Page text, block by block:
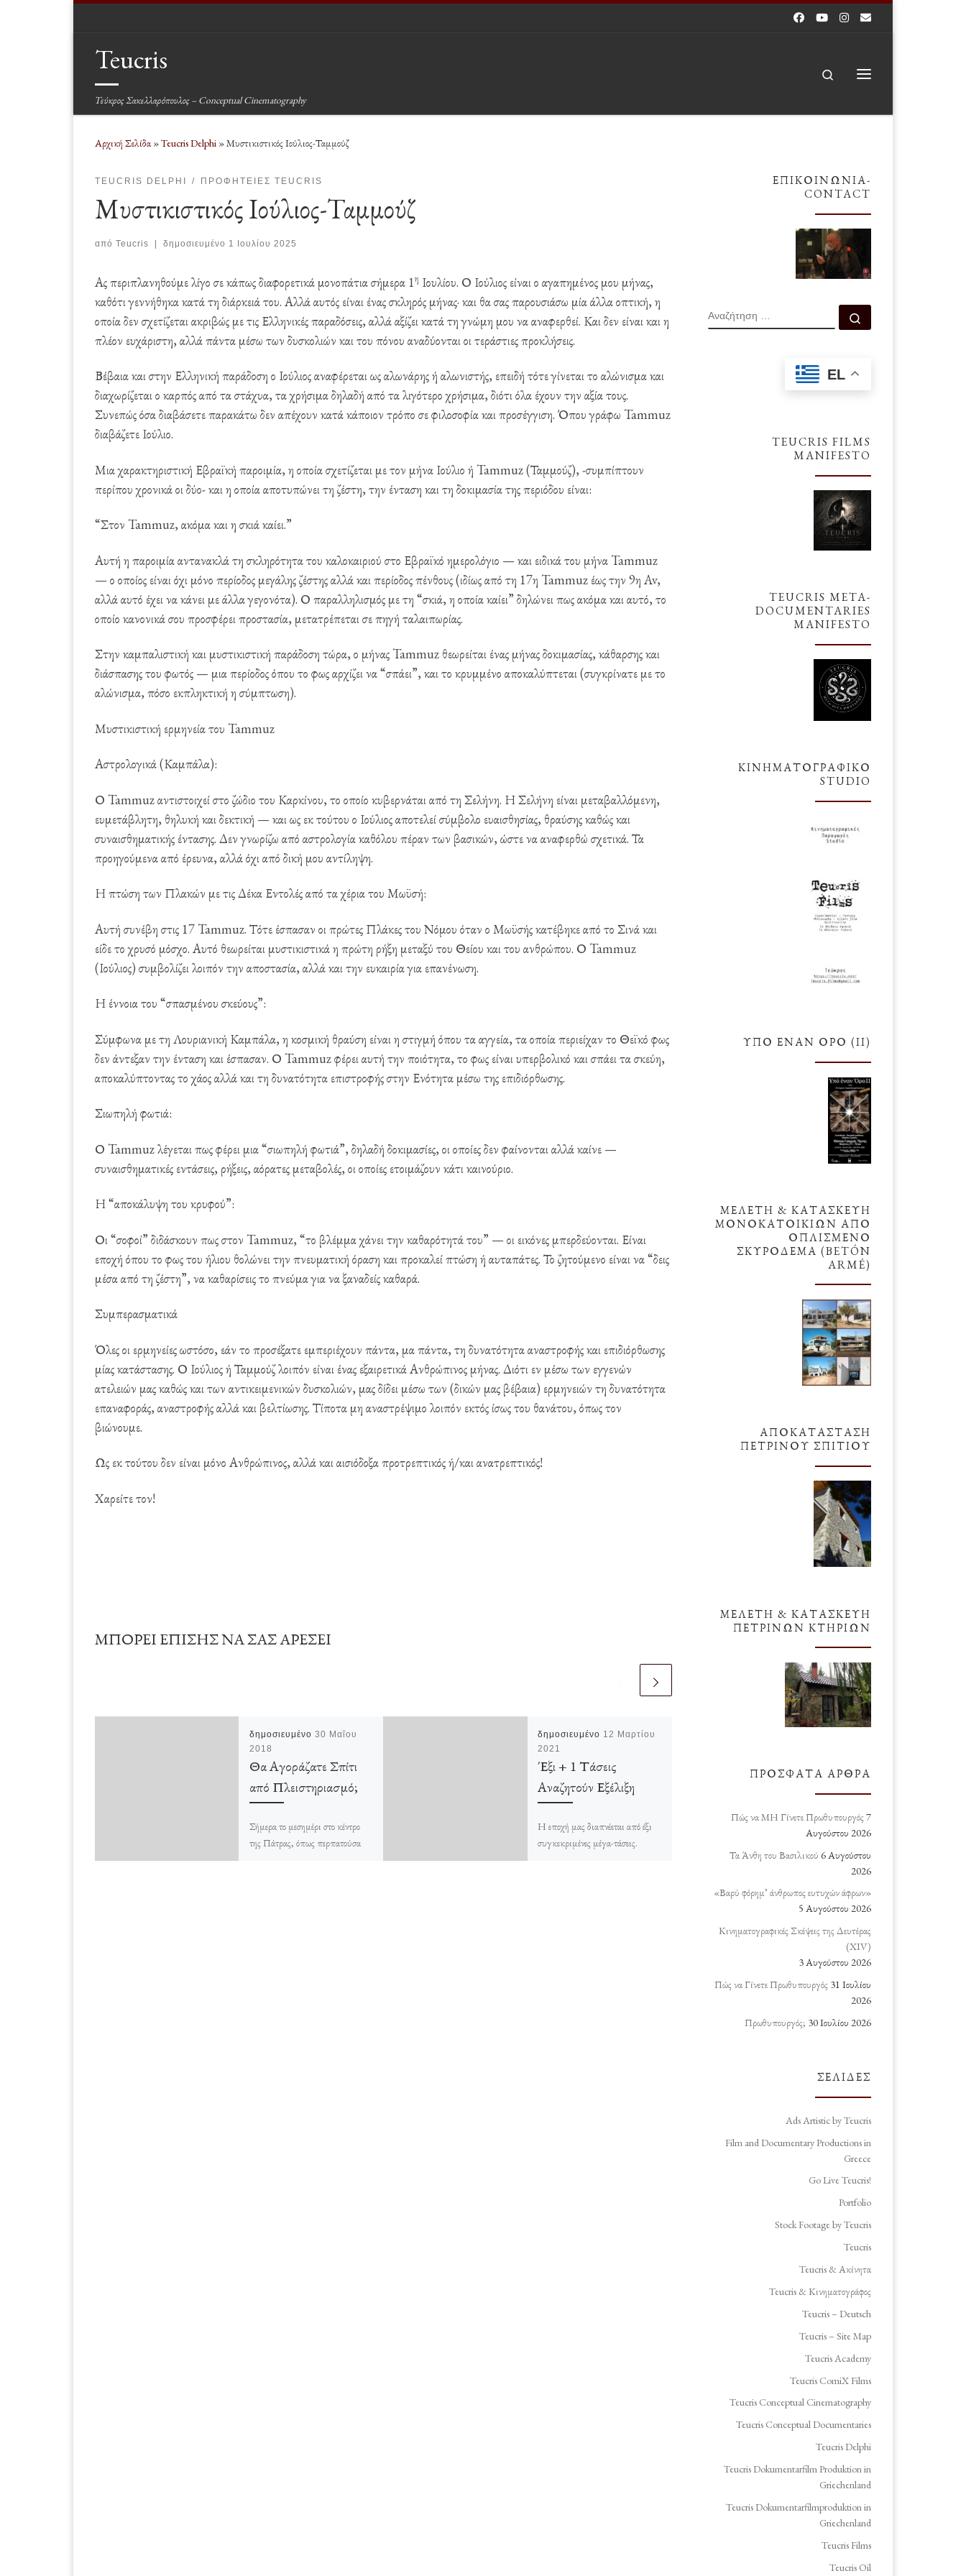
Teucris
Τεύκρος Σακελλαρόπουλος – Conceptual Cinematography
Search
Αρχική Σελίδα»Teucris Delphi »Μυστικιστικός Ιούλιος-Ταμμούζ
TEUCRIS DELPHI ΠΡΟΦΗΤΕΊΕΣ TEUCRIS
Μυστικιστικός Ιούλιος-Ταμμούζ
από Teucris | δημοσιευμένο 1 Ιουλίου 2025
Ας περιπλανηθούμε λίγο σε κάπως διαφορετικά μονοπάτια σήμερα 1η Ιουλίου. Ο Ιούλιος είναι ο αγαπημένος μου μήνας,
καθότι γεννήθηκα κατά τη διάρκειά του. Αλλά αυτός είναι ένας σκληρός μήνας· και θα σας παρουσιάσω μία άλλα οπτική, η
οποία δεν σχετίζεται ακριβώς με τις Ελληνικές παραδόσεις, αλλά αξίζει κατά τη γνώμη μου να αναφερθεί. Και δεν είναι και η
πλέον ευχάριστη, αλλά πάντα μέσω των δυσκολιών και του πόνου αναδύονται οι τεράστιες προκλήσεις.
Βέβαια και στην Ελληνική παράδοση ο Ιούλιος αναφέρεται ως αλωνάρης ή αλωνιστής, επειδή τότε γίνεται το αλώνισμα και
διαχωρίζεται ο καρπός από τα στάχυα, τα χρήσιμα δηλαδή από τα λιγότερο χρήσιμα, διότι όλα έχουν την αξία τους.
Συνεπώς όσα διαβάσετε παρακάτω δεν απέχουν κατά κάποιον τρόπο σε φιλοσοφία και προσέγγιση. Όπου γράφω Tammuz
διαβάζετε Ιούλιο.
Μια χαρακτηριστική Εβραϊκή παροιμία, η οποία σχετίζεται με τον μήνα Ιούλιο ή Tammuz (Ταμμούζ), -συμπίπτουν
περίπου χρονικά οι δύο- και η οποία αποτυπώνει τη ζέστη, την ένταση και τη δοκιμασία της περιόδου είναι:
“Στον Tammuz, ακόμα και η σκιά καίει.”
Αυτή η παροιμία αντανακλά τη σκληρότητα του καλοκαιριού στο Εβραϊκό ημερολόγιο — και ειδικά του μήνα Tammuz
— ο οποίος είναι όχι μόνο περίοδος μεγάλης ζέστης αλλά και περίοδος πένθους (ιδίως από τη 17η Tammuz έως την 9η Av,
αλλά αυτό έχει να κάνει με άλλα γεγονότα). Ο παραλληλισμός με τη “σκιά, η οποία καίει” δηλώνει πως ακόμα και αυτό, το
οποίο κανονικά σου προσφέρει προστασία, μετατρέπεται σε πηγή ταλαιπωρίας.
Στην καμπαλιστική και μυστικιστική παράδοση τώρα, ο μήνας Tammuz θεωρείται ένας μήνας δοκιμασίας, κάθαρσης και
διάσπασης του φωτός — μια περίοδος όπου το φως αρχίζει να “σπάει”, και το κρυμμένο αποκαλύπτεται (συγκρίνατε με το
αλώνισμα, πόσο εκπληκτική η σύμπτωση).
Μυστικιστική ερμηνεία του Tammuz
Αστρολογικά (Καμπάλα):
Ο Tammuz αντιστοιχεί στο ζώδιο του Καρκίνου, το οποίο κυβερνάται από τη Σελήνη. Η Σελήνη είναι μεταβαλλόμενη,
ευμετάβλητη, θηλυκή και δεκτική — και ως εκ τούτου ο Ιούλιος αποτελεί σύμβολο ευαισθησίας, θραύσης καθώς και
συναισθηματικής έντασης. Δεν γνωρίζω από αστρολογία καθόλου πέραν των βασικών, ώστε να αναφερθώ σχετικά. Τα
προηγούμενα από έρευνα, αλλά όχι από δική μου αντίληψη.
Η πτώση των Πλακών με τις Δέκα Εντολές από τα χέρια του Μωϋσή:
Αυτή συνέβη στις 17 Tammuz. Τότε έσπασαν οι πρώτες Πλάκες του Νόμου όταν ο Μωϋσής κατέβηκε από το Σινά και
είδε το χρυσό μόσχο. Αυτό θεωρείται μυστικιστικά η πρώτη ρήξη μεταξύ του Θείου και του ανθρώπου. Ο Tammuz
(Ιούλιος) συμβολίζει λοιπόν την αποστασία, αλλά και την ευκαιρία για επανένωση.
Η έννοια του “σπασμένου σκεύους”:
Σύμφωνα με τη Λουριανική Καμπάλα, η κοσμική θραύση είναι η στιγμή όπου τα αγγεία, τα οποία περιείχαν το Θεϊκό φως
δεν άντεξαν την ένταση και έσπασαν. Ο Tammuz φέρει αυτή την ποιότητα, το φως είναι υπερβολικό και σπάει τα σκεύη,
αποκαλύπτοντας το χάος αλλά και τη δυνατότητα επιστροφής στην Ενότητα μέσω της επιδιόρθωσης.
Σιωπηλή φωτιά:
Ο Tammuz λέγεται πως φέρει μια “σιωπηλή φωτιά”, δηλαδή δοκιμασίες, οι οποίες δεν φαίνονται αλλά καίνε —
συναισθηματικές εντάσεις, ρήξεις, αόρατες μεταβολές, οι οποίες ετοιμάζουν κάτι καινούριο.
Η “αποκάλυψη του κρυφού”:
Οι “σοφοί” διδάσκουν πως στον Tammuz, “το βλέμμα χάνει την καθαρότητά του” — οι εικόνες μπερδεύονται. Είναι
εποχή όπου το φως του ήλιου θολώνει την πνευματική όραση και προκαλεί πτώση ή αυταπάτες. Το ζητούμενο είναι να “δεις
μέσα από τη ζέστη”, να καθαρίσεις το πνεύμα για να ξαναδείς καθαρά.
Συμπερασματικά
Όλες οι ερμηνείες ωστόσο, εάν το προσέξατε εμπεριέχουν πάντα, μα πάντα, τη δυνατότητα αναστροφής και επιδιόρθωσης
μίας κατάστασης. Ο Ιούλιος ή Ταμμούζ λοιπόν είναι ένας εξαιρετικά Ανθρώπινος μήνας. Διότι εν μέσω των εγγενών
ατελειών μας καθώς και των αντικειμενικών δυσκολιών, μας δίδει μέσω των (δικών μας βέβαια) ερμηνειών τη δυνατότητα
επαναφοράς, αναστροφής αλλά και βελτίωσης. Τίποτα μη αναστρέψιμο λοιπόν εκτός ίσως του θανάτου, όπως τον
βιώνουμε.
Ως εκ τούτου δεν είναι μόνο Ανθρώπινος, αλλά και αισιόδοξα προτρεπτικός ή/και ανατρεπτικός!
Χαρείτε τον!
ΜΠΟΡΕΊ ΕΠΊΣΗΣ ΝΑ ΣΑΣ ΑΡΈΣΕΙ
δημοσιευμένο 30 Μαΐου
2018
Θα Αγοράζατε Σπίτι
από Πλειστηριασμό;
Σήμερα το μεσημέρι στο κέντρο
της Πάτρας, όπως περπατούσα
δημοσιευμένο 12 Μαρτίου
2021
Έξι + 1 Τάσεις
Αναζητούν Εξέλιξη
Η εποχή μας διαπνέεται από έξι
συγκεκριμένες μέγα-τάσεις.
Πότε θα Περάσει η
θα σας αφιερώσω την προφητεία
είναι αληθής ή ψευδής; Η
πανδημία θα υποχωρήσει, […]
ΕΠΙΚΟΙΝΩΝΊΑ-
CONTACT
ΑΝΑΖΉΤΗΣΗ
EL
TEUCRIS FILMS
MANIFESTO
TEUCRIS META-
DOCUMENTARIES
MANIFESTO
ΚΙΝΗΜΑΤΟΓΡΑΦΙΚΌ
STUDIO
ΥΠΌ ΈΝΑΝ ΌΡΟ (ΙΙ)
ΜΕΛΕΤΗ & ΚΑΤΑΣΚΕΥΗ
ΜΟΝΟΚΑΤΟΙΚΙΩΝ ΑΠΟ
ΟΠΛΙΣΜΕΝΟ
ΣΚΥΡΟΔΕΜΑ (BETÓN
ARMÉ)
ΑΠΟΚΑΤΆΣΤΑΣΗ
ΠΈΤΡΙΝΟΥ ΣΠΙΤΙΟΎ
ΜΕΛΈΤΗ & ΚΑΤΑΣΚΕΥΉ
ΠΈΤΡΙΝΩΝ ΚΤΗΡΊΩΝ
ΠΡΌΣΦΑΤΑ ΆΡΘΡΑ
Πώς να ΜΗ Γίνετε Πρωθυπουργός 7
Αυγούστου 2026
Τα Άνθη του Βασιλικού 6 Αυγούστου
2026
«Βαρύ φόρημ’ άνθρωπος ευτυχών άφρων»
5 Αυγούστου 2026
Κινηματογραφικές Σκέψεις της Δευτέρας
(ΧΙV)
3 Αυγούστου 2026
Πώς να Γίνετε Πρωθυπουργός 31 Ιουλίου
2026
Πρωθυπουργός; 30 Ιουλίου 2026
ΣΕΛΊΔΕΣ
Ads Artistic by Teucris
Film and Documentary Productions in
Greece
Go Live Teucris!
Portfolio
Stock Footage by Teucris
Teucris
Teucris & Ακίνητα
Teucris & Κινηματογράφος
Teucris – Deutsch
Teucris – Site Map
Teucris Academy
Teucris ComiX Films
Teucris Conceptual Cinematography
Teucris Conceptual Documentaries
Teucris Delphi
Teucris Dokumentarfilm Produktion in
Griechenland
Teucris Dokumentarfilmproduktion in
Griechenland
Teucris Films
Teucris Oil